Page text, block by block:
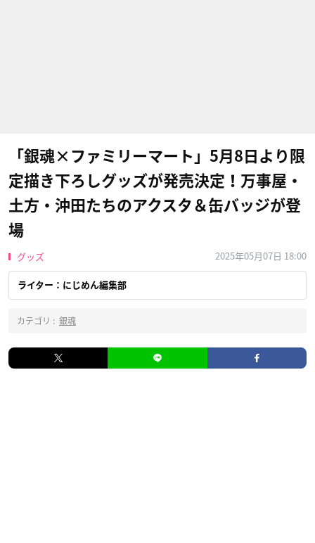
「銀魂×ファミリーマート」5月8日より限
定描き下ろしグッズが発売決定！万事屋・
土方・沖田たちのアクスタ＆缶バッジが登
場
グッズ 2025年05月07日 18:00
ライター：にじめん編集部
カテゴリ : 銀魂